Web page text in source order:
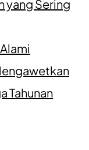
yang Sering
Tahunan